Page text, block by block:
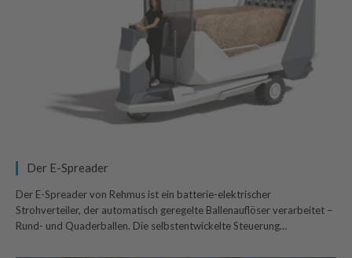
Der E-Spreader
Der E-Spreader von Rehmus ist ein batterie-elektrischer
Strohverteiler, der automatisch geregelte Ballenauflöser verarbeitet –
Rund- und Quaderballen. Die selbstentwickelte Steuerung…